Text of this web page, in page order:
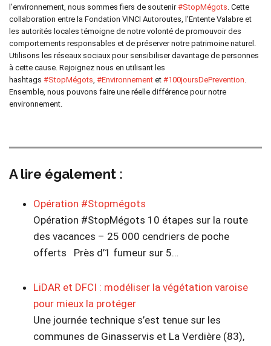
l’environnement, nous sommes fiers de soutenir#StopMégots. Cette
collaboration entre la Fondation VINCI Autoroutes, l’Entente Valabre et
les autorités locales témoigne de notre volonté de promouvoir des
comportements responsables et de préserver notre patrimoine naturel.
Utilisons les réseaux sociaux pour sensibiliser davantage de personnes
à cette cause. Rejoignez nous en utilisant les
hashtags #StopMégots, #Environnement et #100joursDePrevention.
Ensemble, nous pouvons faire une réelle différence pour notre
environnement.
A lire également :
Opération #Stopmégots
Opération #StopMégots 10 étapes sur la route
des vacances – 25 000 cendriers de poche
offerts Près d’1 fumeur sur 5…
LiDAR et DFCI : modéliser la végétation varoise
pour mieux la protéger
Une journée technique s’est tenue sur les
communes de Ginasservis et La Verdière (83),